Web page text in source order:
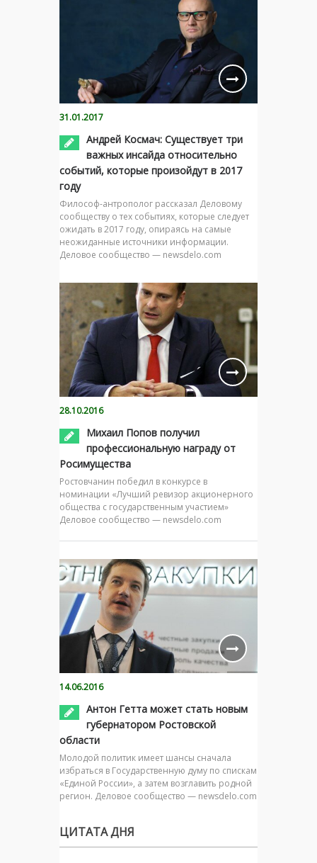
31.01.2017
Андрей Космач: Существует три
важных инсайда относительно
событий, которые произойдут в 2017
году
Философ-антрополог рассказал Деловому
сообществу о тех событиях, которые следует
ожидать в 2017 году, опираясь на самые
неожиданные источники информации.
Деловое сообщество — newsdelo.com
28.10.2016
Михаил Попов получил
профессиональную награду от
Росимущества
Ростовчанин победил в конкурсе в
номинации «Лучший ревизор акционерного
общества с государственным участием»
Деловое сообщество — newsdelo.com
14.06.2016
Антон Гетта может стать новым
губернатором Ростовской
области
Молодой политик имеет шансы сначала
избраться в Государственную думу по спискам
«Единой России», а затем возглавить родной
регион. Деловое сообщество — newsdelo.com
ЦИТАТА ДНЯ